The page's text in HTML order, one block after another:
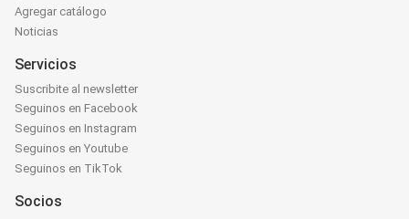
Agregar catálogo
Noticias
Servicios
Suscribite al newsletter
Seguinos en Facebook
Seguinos en Instagram
Seguinos en Youtube
Seguinos en TikTok
Socios